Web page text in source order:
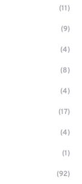
(11)
(9)
(4)
(8)
(4)
(17)
(4)
(1)
(92)